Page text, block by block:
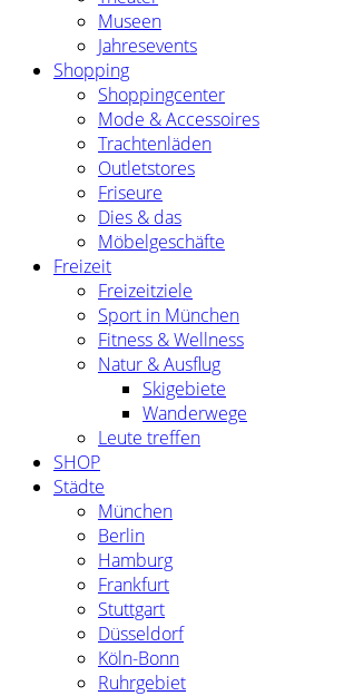
Museen
Jahresevents
Shopping
Shoppingcenter
Mode & Accessoires
Trachtenläden
Outletstores
Friseure
Dies & das
Möbelgeschäfte
Freizeit
Freizeitziele
Sport in München
Fitness & Wellness
Natur & Ausflug
Skigebiete
Wanderwege
Leute treffen
SHOP
Städte
München
Berlin
Hamburg
Frankfurt
Stuttgart
Düsseldorf
Köln-Bonn
Ruhrgebiet